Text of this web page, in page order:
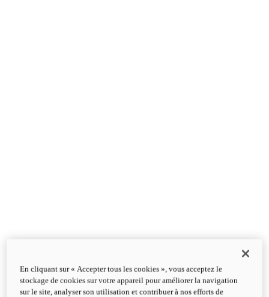
En cliquant sur « Accepter tous les cookies », vous acceptez le
stockage de cookies sur votre appareil pour améliorer la navigation
sur le site, analyser son utilisation et contribuer à nos efforts de